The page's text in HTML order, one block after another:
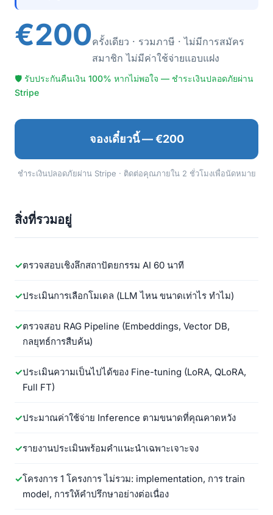
€200ครั้งเดียว · รวมภาษี · ไม่มีการสมัคร
สมาชิก ไม่มีค่าใช้จ่ายแอบแฝง
🛡 รับประกันคืนเงิน 100% หากไม่พอใจ — ชำระเงินปลอดภัยผ่าน
Stripe
จองเดี๋ยวนี้ — €200
ชำระเงินปลอดภัยผ่าน Stripe · ติดต่อคุณภายใน 2 ชั่วโมงเพื่อนัดหมาย
สิ่งที่รวมอยู่
ตรวจสอบเชิงลึกสถาปัตยกรรม AI 60 นาที
ประเมินการเลือกโมเดล (LLM ไหน ขนาดเท่าไร ทำไม)
ตรวจสอบ RAG Pipeline (Embeddings, Vector DB,
กลยุทธ์การสืบค้น)
ประเมินความเป็นไปได้ของ Fine-tuning (LoRA, QLoRA,
Full FT)
ประมาณค่าใช้จ่าย Inference ตามขนาดที่คุณคาดหวัง
รายงานประเมินพร้อมคำแนะนำเฉพาะเจาะจง
โครงการ 1 โครงการ ไม่รวม: implementation, การ train
model, การให้คำปรึกษาอย่างต่อเนื่อง